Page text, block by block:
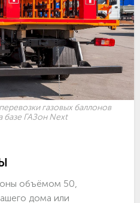
газовых баллонов
базе ГАЗон Next
объёмом 50,
дома или